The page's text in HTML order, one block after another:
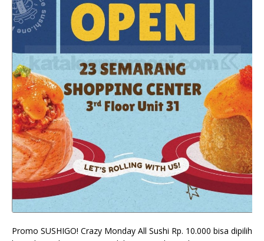
Promo SUSHIGO! Crazy Monday All Sushi Rp. 10.000 bisa dipilih